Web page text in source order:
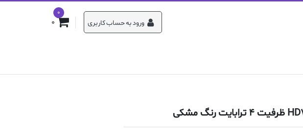
ورود به حساب کاربری
0
0